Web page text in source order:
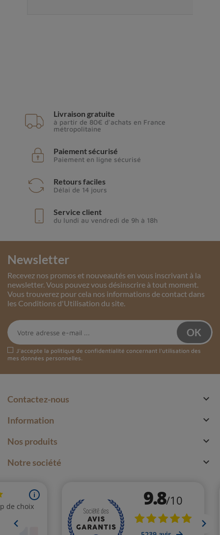
Livraison gratuite
à partir de 80€ d'achats en France
métropolitaine
Paiement sécurisé
Paiement en ligne sécurisé
Retours faciles
Délai de 14 jours
Service client
du lundi au vendredi de 9h à 18h
Newsletter
Recevez nos promos et nouveautés en vous inscrivant à la
newsletter. Vous pouvez vous désinscrire à tout moment.
Vous trouverez pour cela nos informations de contact dans
les Conditions d'Utilisation du site.
J'accepte la politique de confidentialité concernant l'utilisation des
mes données personnelles.
Contactez-nous 
Information 
Nos produits 
Notre société 